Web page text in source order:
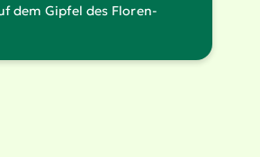
dem Gipfel des Floren­